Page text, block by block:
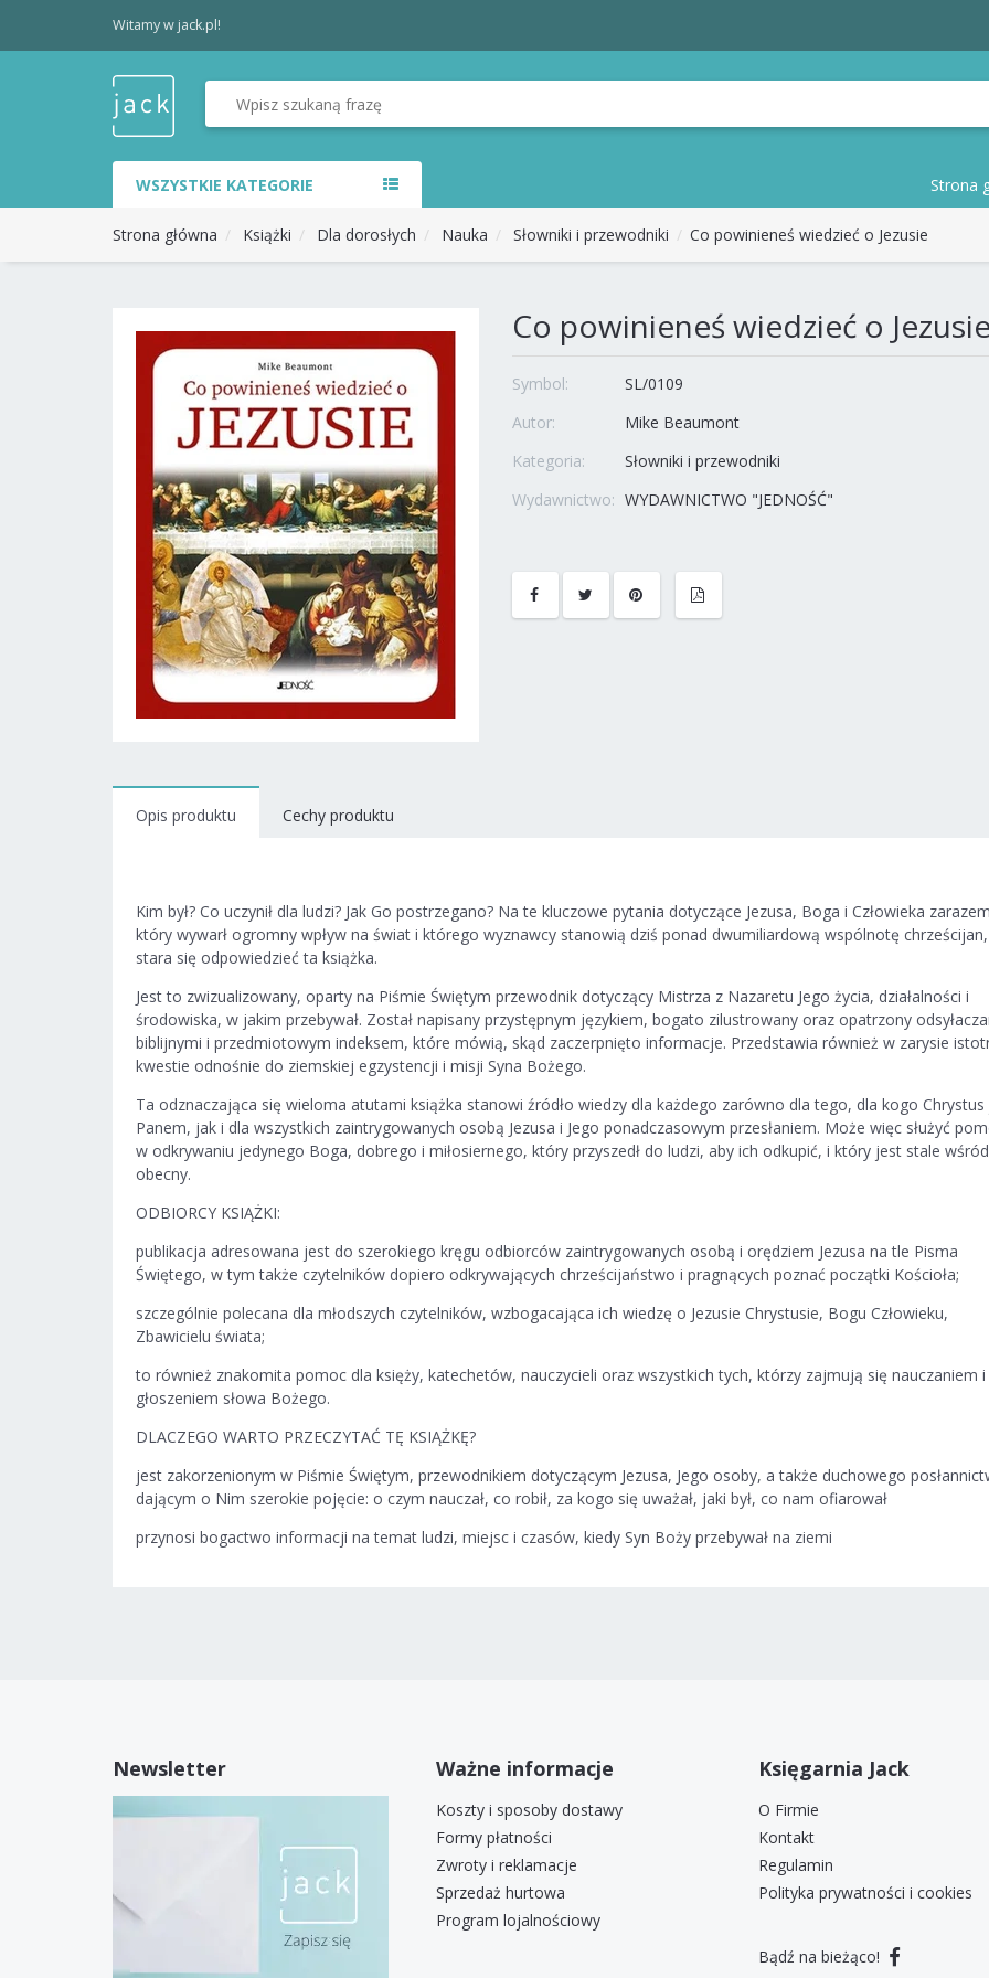
Witamy w jack.pl!
WSZYSTKIE KATEGORIE Strona
Strona główna Książki Dla dorosłych Nauka Słowniki i przewodniki Co powinieneś wiedzieć o Jezusie
Co powinieneś wiedzieć o Jezusie
Symbol:
SL/0109
Autor:
Mike Beaumont
Kategoria:
Słowniki i przewodniki
Wydawnictwo: WYDAWNICTWO "JEDNOŚĆ"
Opis produktu Cechy produktu
Kim był? Co uczynił dla ludzi? Jak Go postrzegano? Na te kluczowe pytania dotyczące Jezusa, Boga i Człowieka
który wywarł ogromny wpływ na świat i którego wyznawcy stanowią dziś ponad dwumiliardową wspólnotę chrześcijan,
stara się odpowiedzieć ta książka.
Jest to zwizualizowany, oparty na Piśmie Świętym przewodnik dotyczący Mistrza z Nazaretu Jego życia, działalności i
środowiska, w jakim przebywał. Został napisany przystępnym językiem, bogato zilustrowany oraz opatrzony
biblijnymi i przedmiotowym indeksem, które mówią, skąd zaczerpnięto informacje. Przedstawia również w zarysie
kwestie odnośnie do ziemskiej egzystencji i misji Syna Bożego.
Ta odznaczająca się wieloma atutami książka stanowi źródło wiedzy dla każdego zarówno dla tego, dla kogo
Panem, jak i dla wszystkich zaintrygowanych osobą Jezusa i Jego ponadczasowym przesłaniem. Może więc służyć
w odkrywaniu jedynego Boga, dobrego i miłosiernego, który przyszedł do ludzi, aby ich odkupić, i który jest stale
obecny.
ODBIORCY KSIĄŻKI:
publikacja adresowana jest do szerokiego kręgu odbiorców zaintrygowanych osobą i orędziem Jezusa na tle Pisma
Świętego, w tym także czytelników dopiero odkrywających chrześcijaństwo i pragnących poznać początki Kościoła;
szczególnie polecana dla młodszych czytelników, wzbogacająca ich wiedzę o Jezusie Chrystusie, Bogu Człowieku,
Zbawicielu świata;
to również znakomita pomoc dla księży, katechetów, nauczycieli oraz wszystkich tych, którzy zajmują się nauczaniem i
głoszeniem słowa Bożego.
DLACZEGO WARTO PRZECZYTAĆ TĘ KSIĄŻKĘ?
jest zakorzenionym w Piśmie Świętym, przewodnikiem dotyczącym Jezusa, Jego osoby, a także duchowego
dającym o Nim szerokie pojęcie: o czym nauczał, co robił, za kogo się uważał, jaki był, co nam ofiarował
przynosi bogactwo informacji na temat ludzi, miejsc i czasów, kiedy Syn Boży przebywał na ziemi
Newsletter Ważne informacje
Koszty i sposoby dostawy
Formy płatności
Zwroty i reklamacje
Sprzedaż hurtowa
Program lojalnościowy
Księgarnia Jack
O Firmie
Kontakt
Regulamin
Polityka prywatności i cookies
Bądź na bieżąco!